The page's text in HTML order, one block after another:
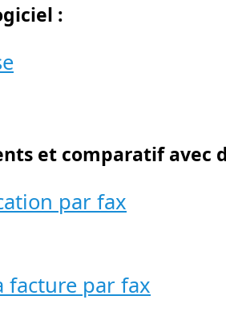
:
et comparatif avec
par fax
facture par fax